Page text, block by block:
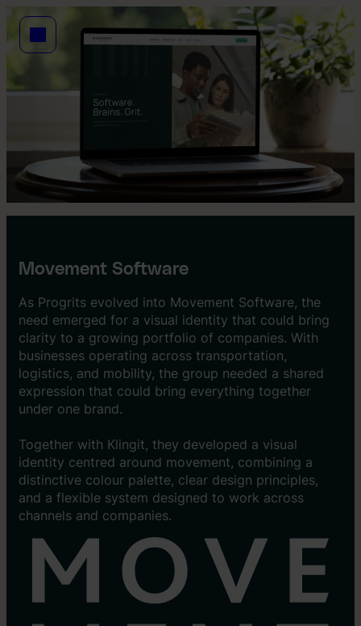
Movement Software
As Progrits evolved into Movement Software, the
need emerged for a visual identity that could bring
clarity to a growing portfolio of companies. With
businesses operating across transportation,
logistics, and mobility, the group needed a shared
expression that could bring everything together
under one brand.
Together with Klingit, they developed a visual
identity centred around movement, combining a
distinctive colour palette, clear design principles,
and a flexible system designed to work across
channels and companies.